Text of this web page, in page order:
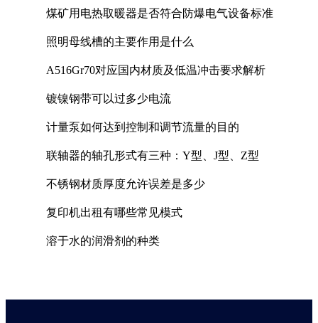
煤矿用电热取暖器是否符合防爆电气设备标准
照明母线槽的主要作用是什么
A516Gr70对应国内材质及低温冲击要求解析
镀镍钢带可以过多少电流
计量泵如何达到控制和调节流量的目的
联轴器的轴孔形式有三种：Y型、J型、Z型
不锈钢材质厚度允许误差是多少
复印机出租有哪些常见模式
溶于水的润滑剂的种类